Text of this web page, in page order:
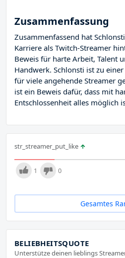
Zusammenfassung
Zusammenfassend hat
Karriere als Twitch-Streamer
Beweis für harte Arbeit, Talent
Handwerk. Schlonsti ist zu
für viele angehende Streamer
ist ein Beweis dafür, dass mit
Entschlossenheit alles möglich
str_streamer_put_like
1 0
Gesamtes
BELIEBHEITSQUOTE
Unterstütze deinen lieblings